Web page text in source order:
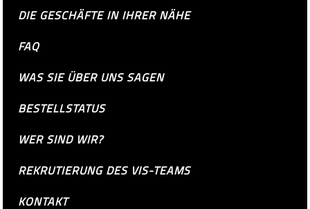
DIE GESCHÄFTE IN IHRER NÄHE
FAQ
WAS SIE ÜBER UNS SAGEN
BESTELLSTATUS
WER SIND WIR?
REKRUTIERUNG DES VIS-TEAMS
KONTAKT